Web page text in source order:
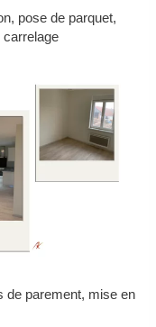
pose de parquet,
carrelage
de parement, mise en